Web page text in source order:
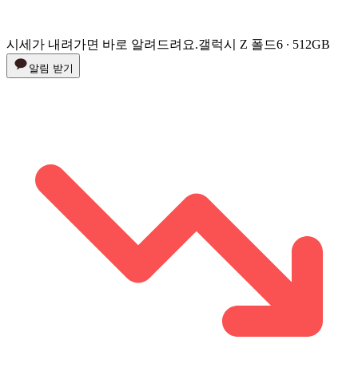
시세가 내려가면 바로 알려드려요.갤럭시 Z 폴드6 ∙ 512GB
알림 받기